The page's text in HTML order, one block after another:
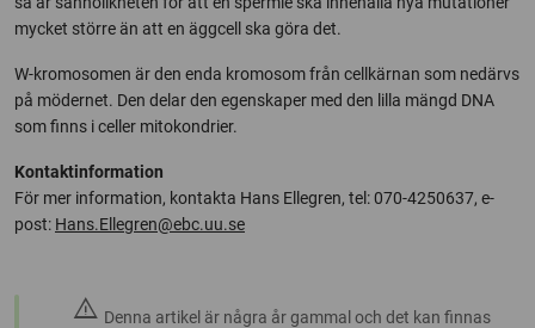
mycket större än att en äggcell ska göra det.
W-kromosomen är den enda kromosom från cellkärnan som nedärvs
på mödernet. Den delar den egenskaper med den lilla mängd DNA
som finns i celler mitokondrier.
Kontaktinformation
För mer information, kontakta Hans Ellegren, tel: 070-4250637, e-
post: Hans.Ellegren@ebc.uu.se
warning Denna artikel är några år gammal och det kan finnas